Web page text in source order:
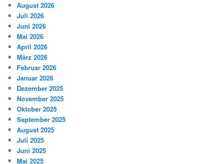
August 2026
Juli 2026
Juni 2026
Mai 2026
April 2026
März 2026
Februar 2026
Januar 2026
Dezember 2025
November 2025
Oktober 2025
September 2025
August 2025
Juli 2025
Juni 2025
Mai 2025